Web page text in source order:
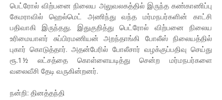
பெட்ரோல் விற்பனை நிலைய அலுவலகத்தில் இருந்த கண்காணிப்பு
கேமராவில் ஹெல்மெட் அணிந்து வந்த மர்மநபர்களின் காட்சி
பதிவாகி இருந்தது. இதுகுறித்து பெட்ரோல் விற்பனை நிலைய
உரிமையாளர் சுப்பிரமணியன் அறந்தாங்கி போலீஸ் நிலையத்தில்
புகார் கொடுத்தார். அதன்பேரில் போலீசார் வழக்குப்பதிவு செய்து
ரூ.1½ லட்சத்தை கொள்ளையடித்து சென்ற மர்மநபர்களை
வலைவீசி தேடி வருகின்றனர்.
நன்றி: தினத்தந்தி